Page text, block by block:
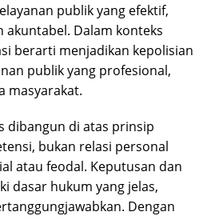
publik yang efektif,
akuntabel. Dalam konteks
berarti menjadikan kepolisian
publik yang profesional,
masyarakat.
dibangun di atas prinsip
bukan relasi personal
atau feodal. Keputusan dan
dasar hukum yang jelas,
Dengan